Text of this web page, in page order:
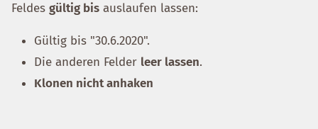
Feldes gültig bis auslaufen lassen:
Gültig bis "30.6.2020".
Die anderen Felder leer lassen.
Klonen nicht anhaken